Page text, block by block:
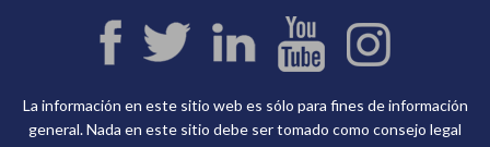
La información en este sitio web es sólo para fines de información
general. Nada en este sitio debe ser tomado como consejo legal